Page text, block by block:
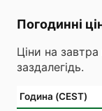
Погодинні
Ціни на
заздалегідь.
Година (CEST)